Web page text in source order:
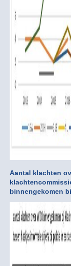
Aantal klachten
binnengekomen